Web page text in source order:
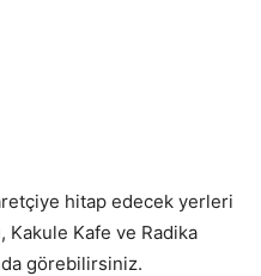
hitap edecek yerleri
Kakule Kafe ve Radika
görebilirsiniz.